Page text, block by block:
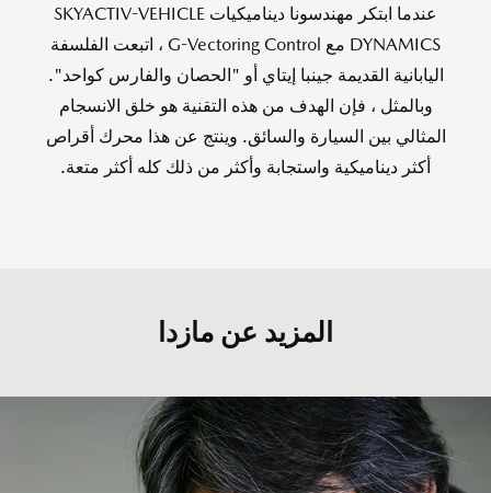
عندما ابتكر مهندسونا ديناميكيات SKYACTIV-VEHICLE
DYNAMICS مع G-Vectoring Control ، اتبعت الفلسفة
اليابانية القديمة جينبا إيتاي أو "الحصان والفارس كواحد".
وبالمثل ، فإن الهدف من هذه التقنية هو خلق الانسجام
المثالي بين السيارة والسائق. وينتج عن هذا محرك أقراص
أكثر ديناميكية واستجابة وأكثر من ذلك كله أكثر متعة.
المزيد عن مازدا